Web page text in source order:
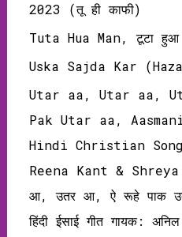
2023 (तू ही काफी)
Tuta Hua Man, टूटा
Uska Sajda Kar
Utar aa, Utar aa,
Pak Utar aa,
Hindi Christian
Reena Kant &
आ, उतर आ, ऐ रूहे पाक
हिंदी ईसाई गीत गायक: